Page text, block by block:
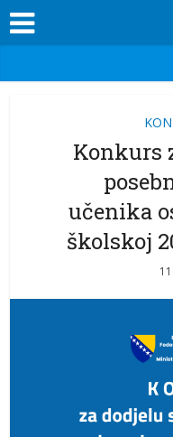
Konkurs
učenika
školskoj